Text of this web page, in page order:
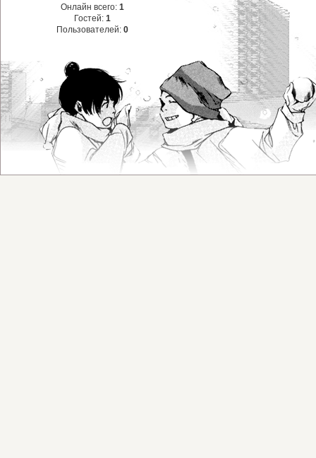
Онлайн всего: 1
Гостей: 1
Пользователей: 0